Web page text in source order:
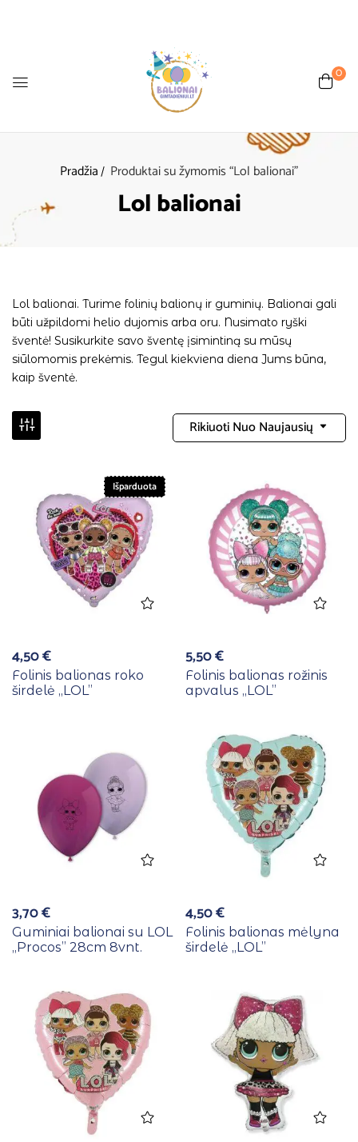
0
Pradžia Produktai su žymomis “Lol balionai”
Lol balionai
Lol balionai. Turime folinių balionų ir guminių. Balionai gali
būti užpildomi helio dujomis arba oru. Nusimato ryški
šventė! Susikurkite savo šventę įsimintiną su mūsų
siūlomomis prekėmis. Tegul kiekviena diena Jums būna,
kaip šventė.
Rikiuoti Nuo Naujausių
Išparduota
4,50€
Folinis balionas roko
širdelė ,,LOL”
5,50€
Folinis balionas rožinis
apvalus ,,LOL”
3,70€
Guminiai balionai su LOL
,,Procos” 28cm 8vnt.
4,50€
Folinis balionas mėlyna
širdelė ,,LOL”